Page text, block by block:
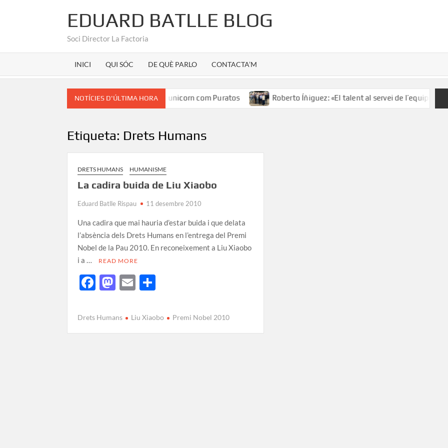
EDUARD BATLLE BLOG
Soci Director La Factoria
INICI QUI SÓC DE QUÈ PARLO CONTACTA’M
NOTÍCIES D'ÚLTIMA HORA
Marca Girona a la seu d’un unicorn com Puratos Roberto Íñiguez: «El talent al servei de l’equip»
Etiqueta: Drets Humans
DRETS HUMANS HUMANISME
La cadira buida de Liu Xiaobo
Eduard Batlle Rispau 11 desembre 2010
Una cadira que mai hauria d’estar buida i que delata
l’absència dels Drets Humans en l’entrega del Premi
Nobel de la Pau 2010. En reconeixement a Liu Xiaobo
i a …
READ MORE
F
e
b
M
to
d
E
ail m
p
Drets Humans Liu Xiaobo Premi Nobel 2010